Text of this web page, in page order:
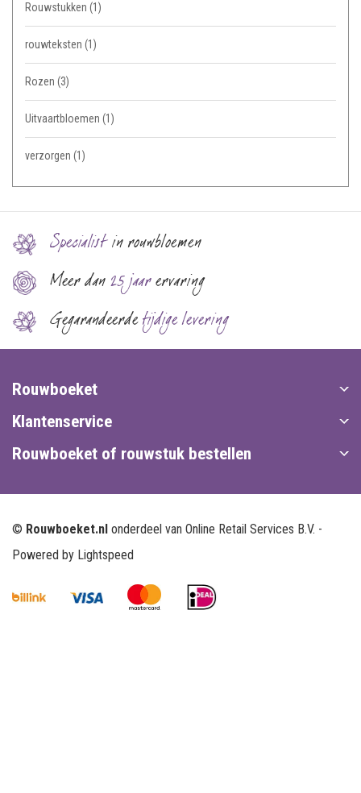
Rouwstukken (1)
rouwteksten (1)
Rozen (3)
Uitvaartbloemen (1)
verzorgen (1)
Specialistin rouwbloemen
Meer dan25 jaarervaring
Gegarandeerdetijdige levering
Rouwboeket
Klantenservice
Rouwboeket of rouwstuk bestellen
© Rouwboeket.nl onderdeel van Online Retail Services B.V. -
Powered by Lightspeed